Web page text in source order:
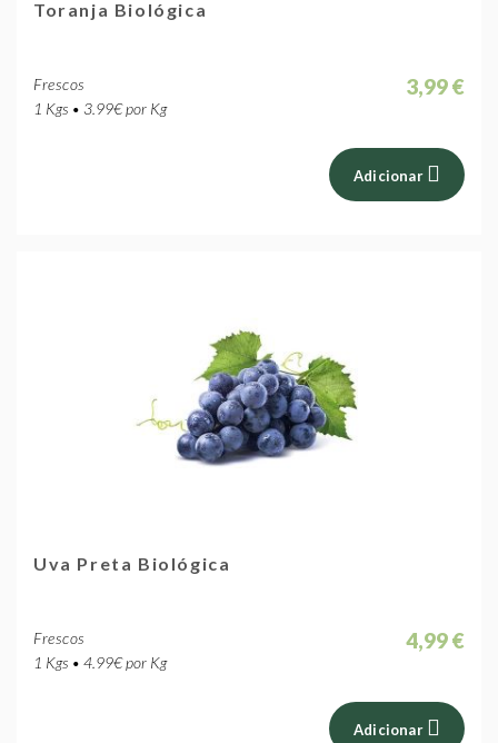
Toranja Biológica
Frescos
1 Kgs • 3.99€ por Kg
3,99 €
Adicionar
Uva Preta Biológica
Frescos
1 Kgs • 4.99€ por Kg
4,99 €
Adicionar